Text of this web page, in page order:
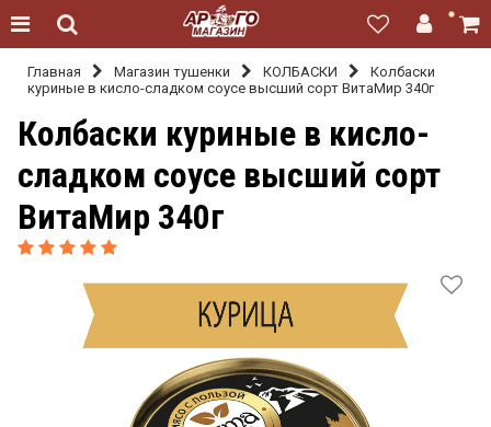
Главная Магазин тушенки КОЛБАСКИ
Колбаски
куриные в кисло-сладком соусе высший сорт ВитаМир 340г
Колбаски куриные в кисло-
сладком соусе высший сорт
ВитаМир 340г